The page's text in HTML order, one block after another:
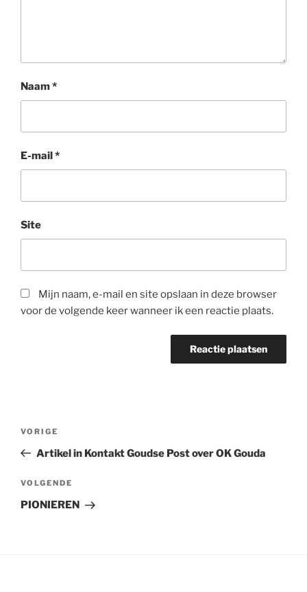
Naam*
E-mail*
Site
Mijn naam, e-mail en site opslaan in deze browser
voor de volgende keer wanneer ik een reactie plaats.
Vorig
bericht
VORIGE
Artikel in Kontakt Goudse Post over OK Gouda
Volgend
bericht
VOLGENDE
PIONIEREN